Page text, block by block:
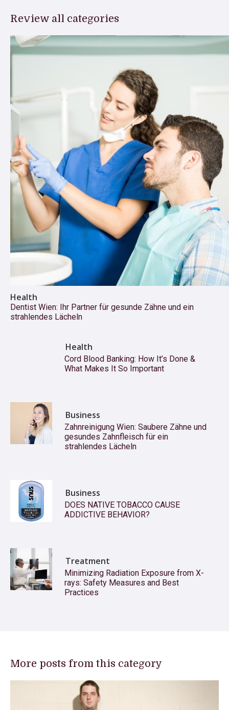
Review all categories
Health
Dentist Wien: Ihr Partner für gesunde Zähne und ein
strahlendes Lächeln
Health
Cord Blood Banking: How It’s Done &
What Makes It So Important
Business
Zahnreinigung Wien: Saubere Zähne und
gesundes Zahnfleisch für ein
strahlendes Lächeln
Business
DOES NATIVE TOBACCO CAUSE
ADDICTIVE BEHAVIOR?
Treatment
Minimizing Radiation Exposure from X-
rays: Safety Measures and Best
Practices
More posts from this category